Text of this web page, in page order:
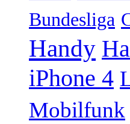
Bundesliga
Handy
iPhone 4
Mobilfunk